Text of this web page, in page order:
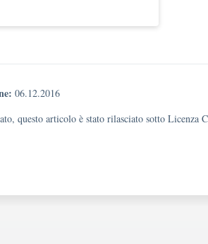
06.12.2016
questo articolo è stato rilasciato sotto